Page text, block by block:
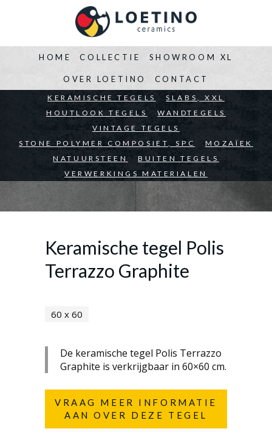
HOME
BEDRIJVEN ARCHITECTEN PARTICULIEREN
COLLECTIE
KERAMISCHE TEGELS
SLABS, XXL
HOUTLOOK TEGELS
WANDTEGELS
VINTAGE TEGELS
STONE POLYMER COMPOSIET, SPC
MOZAÏEK
NATUURSTEEN
BUITEN TEGELS
VERWERKINGS MATERIALEN
SHOWROOM XL
OVER LOETINO CONTACT
Keramische tegel Polis
Terrazzo Graphite
60 x 60
De keramische tegel Polis Terrazzo
Graphite is verkrijgbaar in 60×60 cm.
VRAAG MEER INFORMATIE
AAN OVER DEZE TEGEL